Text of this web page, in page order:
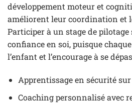
développement moteur et
améliorent leur coordination et
Participer à un stage de
confiance en soi, puisque
l’enfant et l’encourage à se
Apprentissage en sécurité
Coaching personnalisé avec